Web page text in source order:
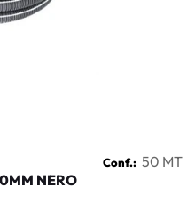
Conf.: 50 MT
NERO